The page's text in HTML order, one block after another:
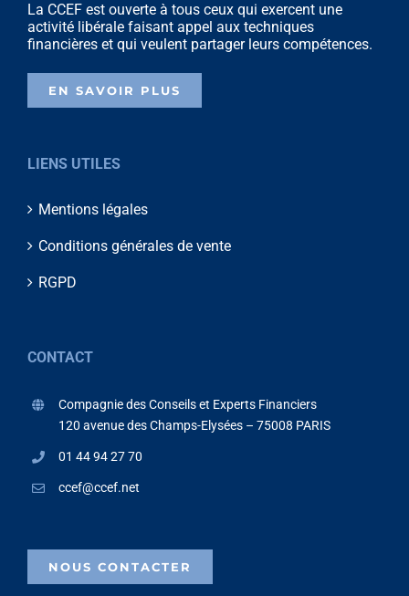
La CCEF est ouverte à tous ceux qui exercent une
activité libérale faisant appel aux techniques
financières et qui veulent partager leurs compétences.
EN SAVOIR PLUS
LIENS UTILES
Mentions légales
Conditions générales de vente
RGPD
CONTACT
Compagnie des Conseils et Experts Financiers
120 avenue des Champs-Elysées – 75008 PARIS
01 44 94 27 70
ccef@ccef.net
NOUS CONTACTER